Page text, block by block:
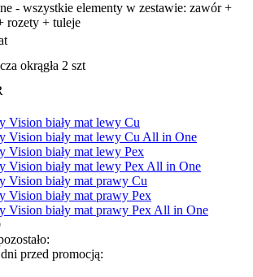
- wszystkie elementy w zestawie: zawór +
rozety + tuleje
okrągła 2 szt
przed promocją: